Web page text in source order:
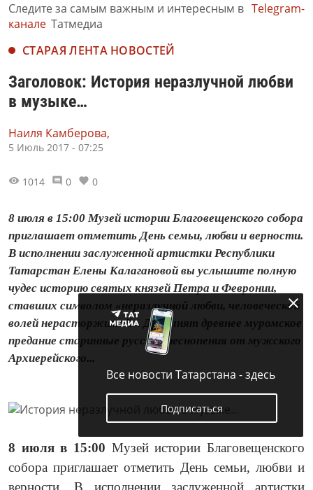
Следите за самым важным и интересным в Telegram-
канале Татмедиа
СТАРАЯ ЛЕНТА НОВОСТЕЙ
Заголовок: История неразлучной любви
в музыке…
Наиля Камберова,
5 Июль 2017 - 07:25
1014 0 0
8 июля в 15:00 Музей истории Благовещенского собора
приглашает отметить День семьи, любви и верности.
В исполнении заслуженной артистки Республики
Татарстан Елены Калагановой вы услышите полную
чудес историю святых князей Петра и Февронии,
ставших символом «неразлучной любви, человеческой
волей нерасторжимой». Дополнят древнее муромское
предание старинные русские песнопения от мужского
Архиерейского...
8 июля в 15:00 Музей истории Благовещенского
собора приглашает отметить День семьи, любви и
верности. В исполнении заслуженной артистки
Все новости Татарстана - здесь
Подписаться